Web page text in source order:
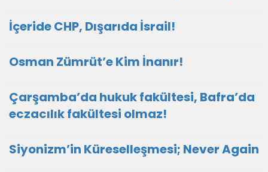
İçeride CHP, Dışarıda İsrail!
Osman Zümrüt’e Kim İnanır!
Çarşamba’da hukuk fakültesi, Bafra’da
eczacılık fakültesi olmaz!
Siyonizm’in Küreselleşmesi; Never Again